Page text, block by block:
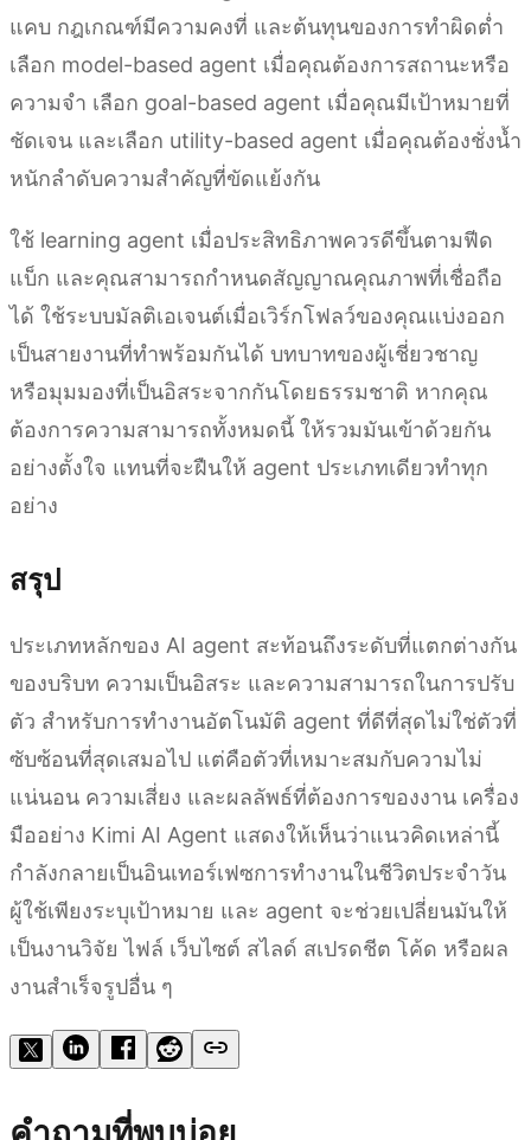
แคบ กฎเกณฑ์มีความคงที่ และต้นทุนของการทำผิดต่ำ
เลือก model-based agent เมื่อคุณต้องการสถานะหรือ
ความจำ เลือก goal-based agent เมื่อคุณมีเป้าหมายที่
ชัดเจน และเลือก utility-based agent เมื่อคุณต้องชั่งน้ำ
หนักลำดับความสำคัญที่ขัดแย้งกัน
ใช้ learning agent เมื่อประสิทธิภาพควรดีขึ้นตามฟีด
แบ็ก และคุณสามารถกำหนดสัญญาณคุณภาพที่เชื่อถือ
ได้ ใช้ระบบมัลติเอเจนต์เมื่อเวิร์กโฟลว์ของคุณแบ่งออก
เป็นสายงานที่ทำพร้อมกันได้ บทบาทของผู้เชี่ยวชาญ
หรือมุมมองที่เป็นอิสระจากกันโดยธรรมชาติ หากคุณ
ต้องการความสามารถทั้งหมดนี้ ให้รวมมันเข้าด้วยกัน
อย่างตั้งใจ แทนที่จะฝืนให้ agent ประเภทเดียวทำทุก
อย่าง
สรุป
ประเภทหลักของ AI agent สะท้อนถึงระดับที่แตกต่างกัน
ของบริบท ความเป็นอิสระ และความสามารถในการปรับ
ตัว สำหรับการทำงานอัตโนมัติ agent ที่ดีที่สุดไม่ใช่ตัวที่
ซับซ้อนที่สุดเสมอไป แต่คือตัวที่เหมาะสมกับความไม่
แน่นอน ความเสี่ยง และผลลัพธ์ที่ต้องการของงาน เครื่อง
มืออย่าง Kimi AI Agent แสดงให้เห็นว่าแนวคิดเหล่านี้
กำลังกลายเป็นอินเทอร์เฟซการทำงานในชีวิตประจำวัน
ผู้ใช้เพียงระบุเป้าหมาย และ agent จะช่วยเปลี่ยนมันให้
เป็นงานวิจัย ไฟล์ เว็บไซต์ สไลด์ สเปรดชีต โค้ด หรือผล
งานสำเร็จรูปอื่น ๆ